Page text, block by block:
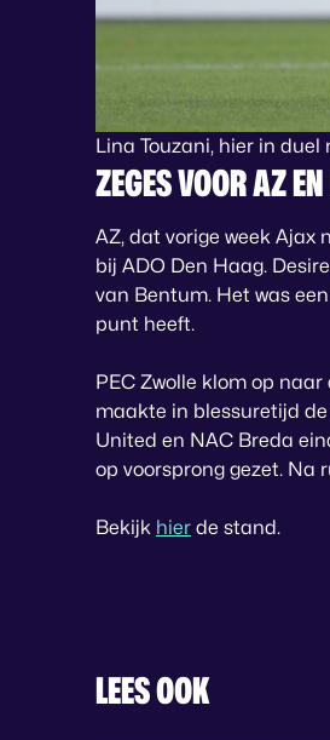
Lina Touzani, hier in duel
ZEGES VOOR AZ
AZ, dat vorige week Ajax
bij ADO Den Haag.
van Bentum. Het was
punt heeft.
PEC Zwolle klom op
maakte in blessuretijd
United en NAC Breda
op voorsprong gezet. Na
Bekijk hier de stand.
LEES OOK